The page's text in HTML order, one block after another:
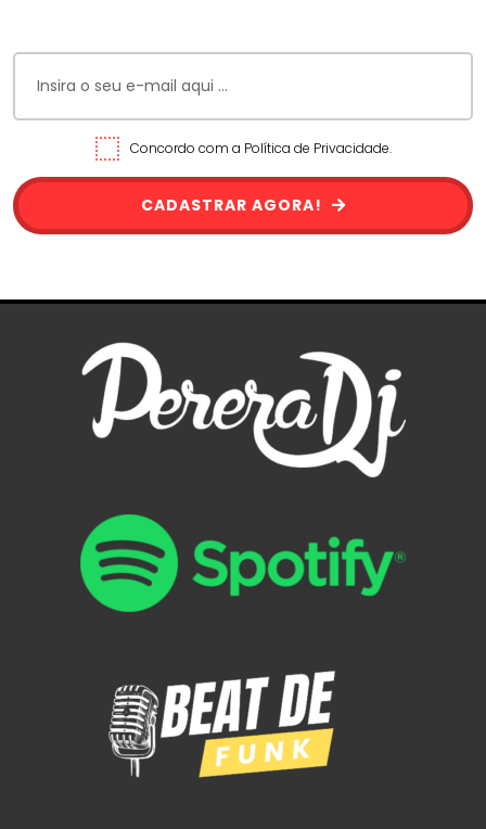
Concordo com a Política de Privacidade.
CADASTRAR AGORA!